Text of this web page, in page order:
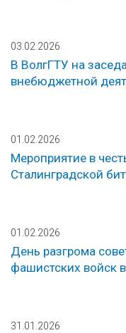
03.02.2026
В ВолгГТУ на
внебюджетной
01.02.2026
Мероприятие в
Сталинградской
01.02.2026
День разгрома
фашистских войск
31.01.2026